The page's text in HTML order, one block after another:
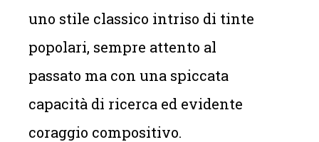
uno stile classico intriso di tinte
popolari, sempre attento al
passato ma con una spiccata
capacità di ricerca ed evidente
coraggio compositivo.